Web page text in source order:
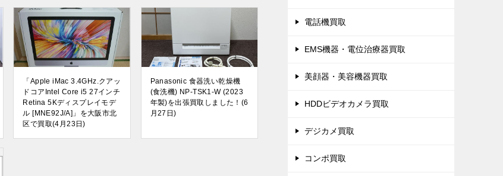
「Apple iMac 3.4GHz.クアッ
ドコアIntel Core i5 27インチ
Retina 5Kディスプレイモデ
ル [MNE92J/A]」を大阪市北
区で買取(4月23日)
Panasonic 食器洗い乾燥機
(食洗機) NP-TSK1-W (2023
年製)を出張買取しました！(6
月27日)
電話機買取
EMS機器・電位治療器買取
美顔器・美容機器買取
HDDビデオカメラ買取
デジカメ買取
コンポ買取